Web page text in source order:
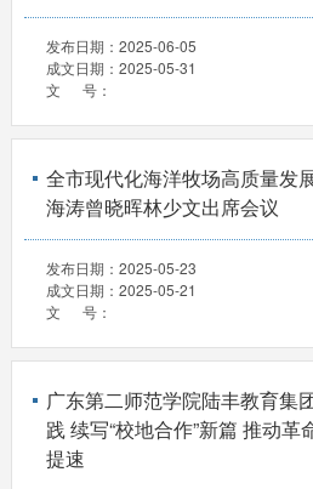
发布日期： 2025-06-05
成文日期： 2025-05-31
文 号：
全市现代化海洋牧场高质量发
海涛曾晓晖林少文出席会议
发布日期： 2025-05-23
成文日期： 2025-05-21
文 号：
广东第二师范学院陆丰教育集
践 续写“校地合作”新篇 推动
提速